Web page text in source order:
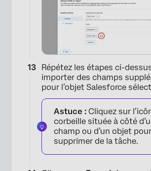
Répétez les étapes ci-
importer des champs
pour l’objet Salesforce
Astuce : Cliquez sur
corbeille située à côté
champ ou d’un objet
supprimer de la tâche.